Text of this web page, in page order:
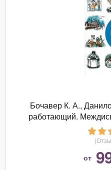
Бочавер К. А.,
работающий.
от